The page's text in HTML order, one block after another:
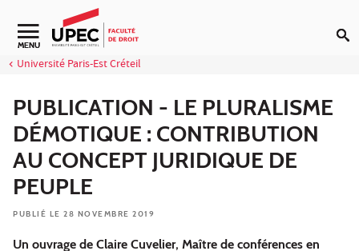
Aller au contenu
Navigation secondaire
MENU
Université Paris-Est Créteil
PUBLICATION - LE PLURALISME
DÉMOTIQUE : CONTRIBUTION
AU CONCEPT JURIDIQUE DE
PEUPLE
PUBLIÉ LE 28 NOVEMBRE 2019
Un ouvrage de Claire Cuvelier, Maître de conférences en